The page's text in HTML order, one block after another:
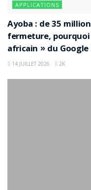
APPLICATIONS
Ayoba : de 35
fermeture,
africain » du
14 JUILLET 2026 2K